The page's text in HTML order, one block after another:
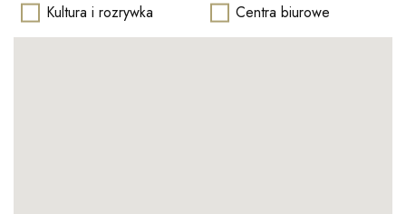
Kultura i rozrywka Centra biurowe